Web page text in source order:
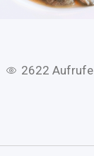
2622 Aufrufe